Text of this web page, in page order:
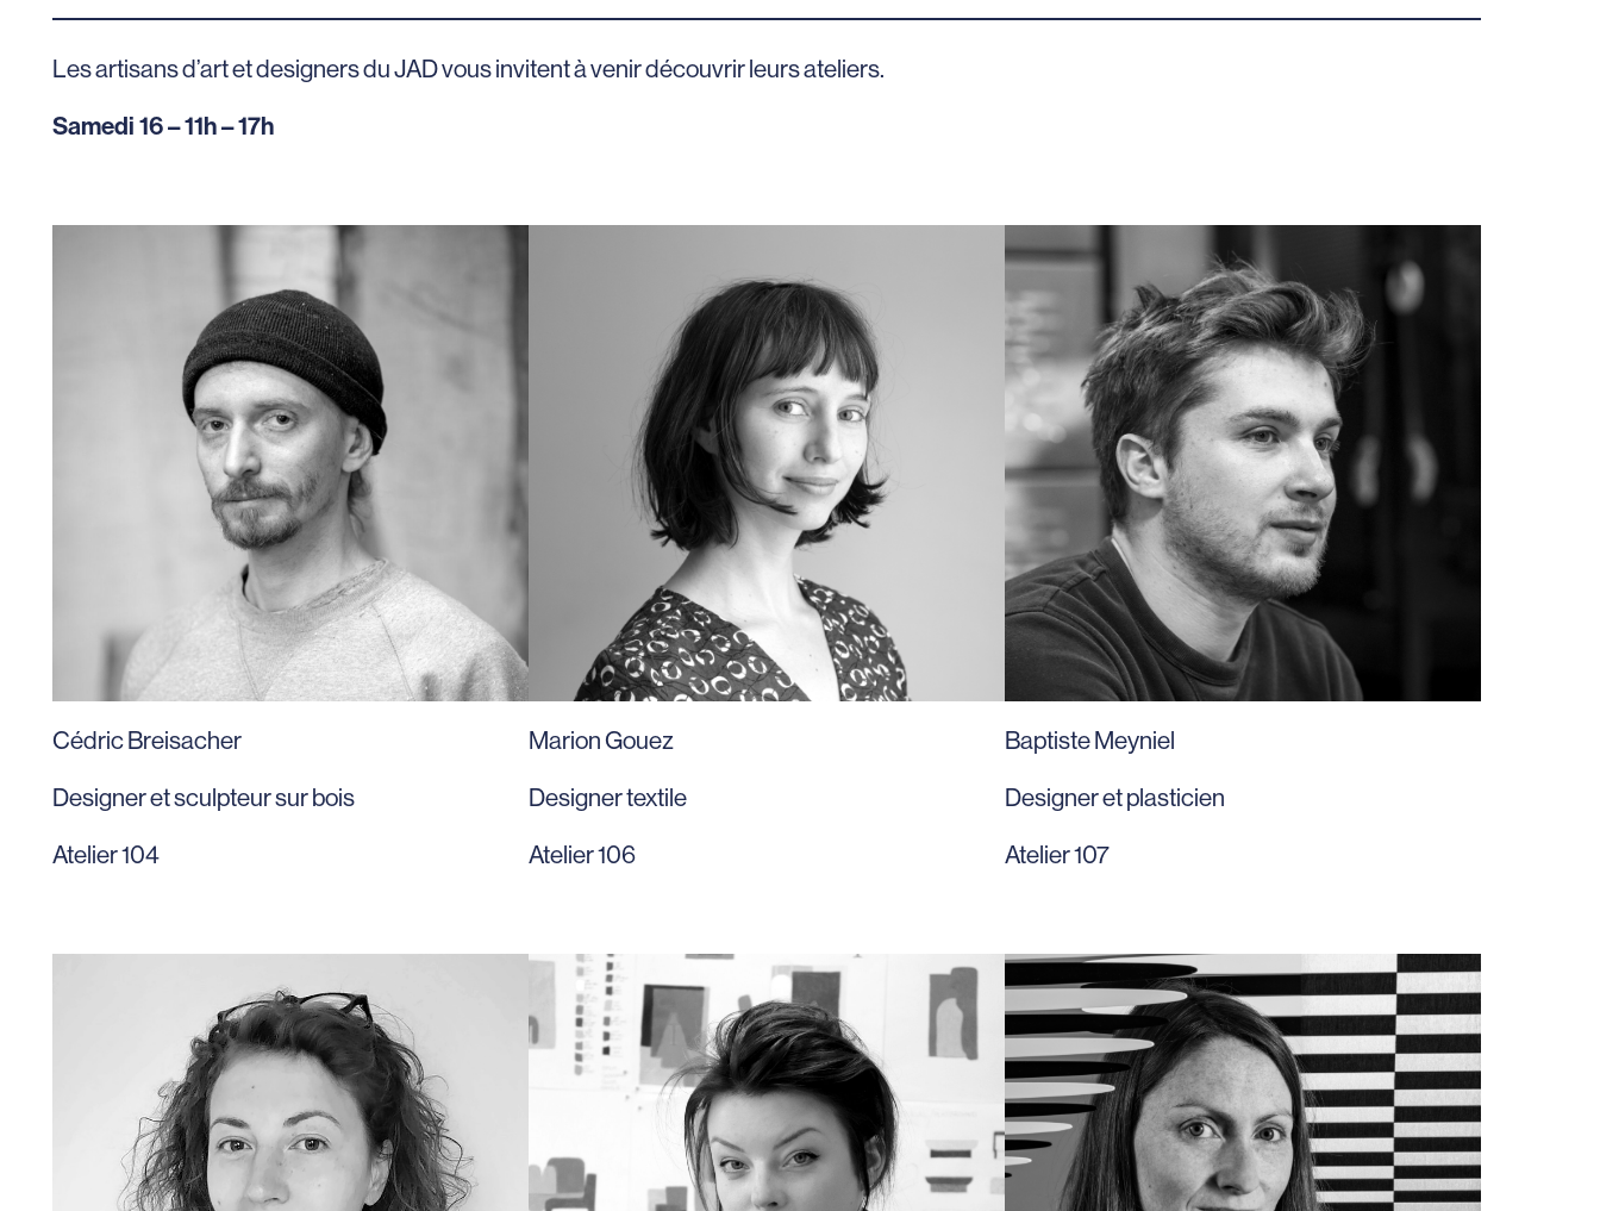
Les artisans d’art et designers du JAD vous invitent à venir découvrir leurs ateliers.
Samedi 16 – 11h – 17h
Cédric Breisacher
Designer et sculpteur sur bois
Atelier 104
Marion Gouez
Designer textile
Atelier 106
Baptiste Meyniel
Designer et plasticien
Atelier 107